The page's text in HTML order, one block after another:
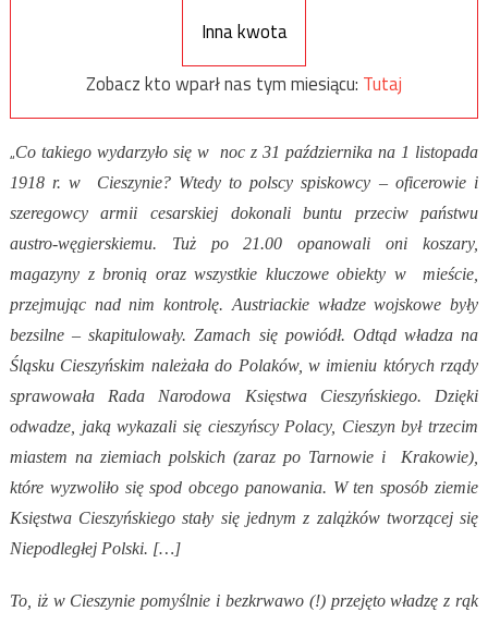
Inna kwota
Zobacz kto wparł nas tym miesiącu: Tutaj
„Co takiego wydarzyło się w noc z 31 października na 1 listopada
1918 r. w Cieszynie? Wtedy to polscy spiskowcy – oficerowie i
szeregowcy armii cesarskiej dokonali buntu przeciw państwu
austro-węgierskiemu. Tuż po 21.00 opanowali oni koszary,
magazyny z bronią oraz wszystkie kluczowe obiekty w mieście,
przejmując nad nim kontrolę. Austriackie władze wojskowe były
bezsilne – skapitulowały. Zamach się powiódł. Odtąd władza na
Śląsku Cieszyńskim należała do Polaków, w imieniu których rządy
sprawowała Rada Narodowa Księstwa Cieszyńskiego. Dzięki
odwadze, jaką wykazali się cieszyńscy Polacy, Cieszyn był trzecim
miastem na ziemiach polskich (zaraz po Tarnowie i Krakowie),
które wyzwoliło się spod obcego panowania. W ten sposób ziemie
Księstwa Cieszyńskiego stały się jednym z zalążków tworzącej się
Niepodległej Polski. […]
To, iż w Cieszynie pomyślnie i bezkrwawo (!) przejęto władzę z rąk